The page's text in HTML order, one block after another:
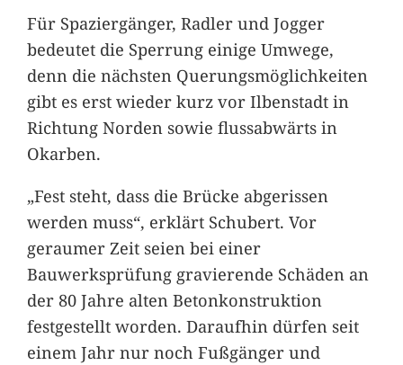
Für Spaziergänger, Radler und Jogger
bedeutet die Sperrung einige Umwege,
denn die nächsten Querungsmöglichkeiten
gibt es erst wieder kurz vor Ilbenstadt in
Richtung Norden sowie flussabwärts in
Okarben.
„Fest steht, dass die Brücke abgerissen
werden muss“, erklärt Schubert. Vor
geraumer Zeit seien bei einer
Bauwerksprüfung gravierende Schäden an
der 80 Jahre alten Betonkonstruktion
festgestellt worden. Daraufhin dürfen seit
einem Jahr nur noch Fußgänger und